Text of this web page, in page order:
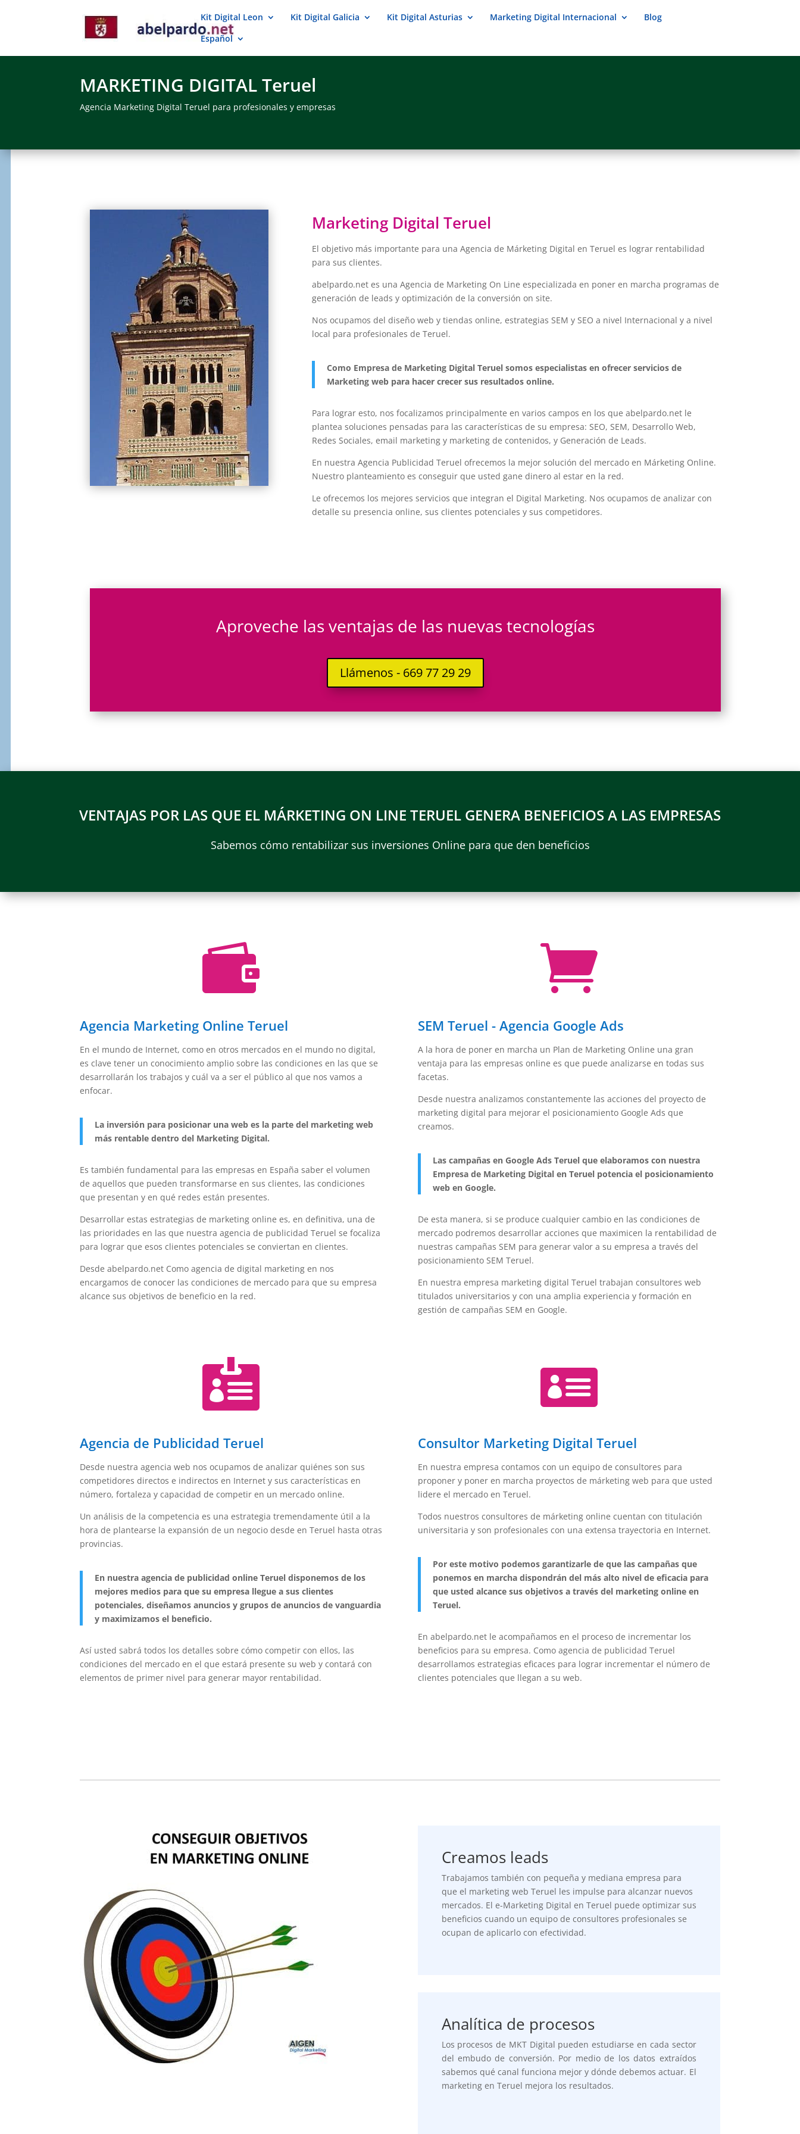
Kit Digital Leon Kit Digital Galicia Kit Digital Asturias Marketing Digital Internacional
Blog
Español
MARKETING DIGITAL Teruel
Agencia Marketing Digital Teruel para profesionales y empresas
Marketing Digital Teruel
El objetivo más importante para una Agencia de Márketing Digital en Teruel es lograr rentabilidad
para sus clientes.
abelpardo.net es una Agencia de Marketing On Line especializada en poner en marcha programas de
generación de leads y optimización de la conversión on site.
Nos ocupamos del diseño web y tiendas online, estrategias SEM y SEO a nivel Internacional y a nivel
local para profesionales de Teruel.
Como Empresa de Marketing Digital Teruel somos especialistas en ofrecer servicios de
Marketing web para hacer crecer sus resultados online.
Para lograr esto, nos focalizamos principalmente en varios campos en los que abelpardo.net le
plantea soluciones pensadas para las características de su empresa: SEO, SEM, Desarrollo Web,
Redes Sociales, email marketing y marketing de contenidos, y Generación de Leads.
En nuestra Agencia Publicidad Teruel ofrecemos la mejor solución del mercado en Márketing Online.
Nuestro planteamiento es conseguir que usted gane dinero al estar en la red.
Le ofrecemos los mejores servicios que integran el Digital Marketing. Nos ocupamos de analizar con
detalle su presencia online, sus clientes potenciales y sus competidores.
Aproveche las ventajas de las nuevas tecnologías
Llámenos - 669 77 29 29
VENTAJAS POR LAS QUE EL MÁRKETING ON LINE TERUEL GENERA BENEFICIOS A LAS EMPRESAS
Sabemos cómo rentabilizar sus inversiones Online para que den beneficios

Agencia Marketing Online Teruel
En el mundo de Internet, como en otros mercados en el mundo no digital,
es clave tener un conocimiento amplio sobre las condiciones en las que se
desarrollarán los trabajos y cuál va a ser el público al que nos vamos a
enfocar.
La inversión para posicionar una web es la parte del marketing web
más rentable dentro del Marketing Digital.
Es también fundamental para las empresas en España saber el volumen
de aquellos que pueden transformarse en sus clientes, las condiciones
que presentan y en qué redes están presentes.
Desarrollar estas estrategias de marketing online es, en definitiva, una de
las prioridades en las que nuestra agencia de publicidad Teruel se focaliza
para lograr que esos clientes potenciales se conviertan en clientes.
Desde abelpardo.net Como agencia de digital marketing en nos
encargamos de conocer las condiciones de mercado para que su empresa
alcance sus objetivos de beneficio en la red.

SEM Teruel - Agencia Google Ads
A la hora de poner en marcha un Plan de Marketing Online una gran
ventaja para las empresas online es que puede analizarse en todas sus
facetas.
Desde nuestra analizamos constantemente las acciones del proyecto de
marketing digital para mejorar el posicionamiento Google Ads que
creamos.
Las campañas en Google Ads Teruel que elaboramos con nuestra
Empresa de Marketing Digital en Teruel potencia el posicionamiento
web en Google.
De esta manera, si se produce cualquier cambio en las condiciones de
mercado podremos desarrollar acciones que maximicen la rentabilidad de
nuestras campañas SEM para generar valor a su empresa a través del
posicionamiento SEM Teruel.
En nuestra empresa marketing digital Teruel trabajan consultores web
titulados universitarios y con una amplia experiencia y formación en
gestión de campañas SEM en Google.

Agencia de Publicidad Teruel
Desde nuestra agencia web nos ocupamos de analizar quiénes son sus
competidores directos e indirectos en Internet y sus características en
número, fortaleza y capacidad de competir en un mercado online.
Un análisis de la competencia es una estrategia tremendamente útil a la
hora de plantearse la expansión de un negocio desde en Teruel hasta otras
provincias.
En nuestra agencia de publicidad online Teruel disponemos de los
mejores medios para que su empresa llegue a sus clientes
potenciales, diseñamos anuncios y grupos de anuncios de vanguardia
y maximizamos el beneficio.
Así usted sabrá todos los detalles sobre cómo competir con ellos, las
condiciones del mercado en el que estará presente su web y contará con
elementos de primer nivel para generar mayor rentabilidad.

Consultor Marketing Digital Teruel
En nuestra empresa contamos con un equipo de consultores para
proponer y poner en marcha proyectos de márketing web para que usted
lidere el mercado en Teruel.
Todos nuestros consultores de márketing online cuentan con titulación
universitaria y son profesionales con una extensa trayectoria en Internet.
Por este motivo podemos garantizarle de que las campañas que
ponemos en marcha dispondrán del más alto nivel de eficacia para
que usted alcance sus objetivos a través del marketing online en
Teruel.
En abelpardo.net le acompañamos en el proceso de incrementar los
beneficios para su empresa. Como agencia de publicidad Teruel
desarrollamos estrategias eficaces para lograr incrementar el número de
clientes potenciales que llegan a su web.
Creamos leads
Trabajamos también con pequeña y mediana empresa para
que el marketing web Teruel les impulse para alcanzar nuevos
mercados. El e-Marketing Digital en Teruel puede optimizar sus
beneficios cuando un equipo de consultores profesionales se
ocupan de aplicarlo con efectividad.
Analítica de procesos
Los procesos de MKT Digital pueden estudiarse en cada sector
del embudo de conversión. Por medio de los datos extraídos
sabemos qué canal funciona mejor y dónde debemos actuar. El
marketing en Teruel mejora los resultados.